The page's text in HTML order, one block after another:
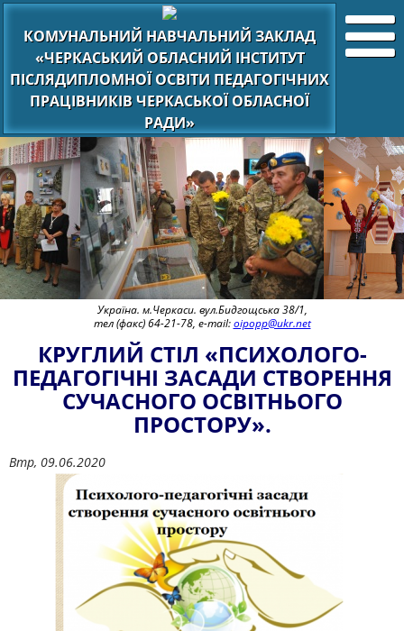
КОМУНАЛЬНИЙ НАВЧАЛЬНИЙ ЗАКЛАД
«ЧЕРКАСЬКИЙ ОБЛАСНИЙ ІНСТИТУТ
ПІСЛЯДИПЛОМНОЇ ОСВІТИ ПЕДАГОГІЧНИХ
ПРАЦІВНИКІВ ЧЕРКАСЬКОЇ ОБЛАСНОЇ
РАДИ»
Україна. м.Черкаси. вул.Бидгощська 38/1,
тел (факс) 64-21-78, e-mail:oipopp@ukr.net
КРУГЛИЙ СТІЛ «ПСИХОЛОГО-
ПЕДАГОГІЧНІ ЗАСАДИ СТВОРЕННЯ
СУЧАСНОГО ОСВІТНЬОГО
ПРОСТОРУ».
Втр, 09.06.2020